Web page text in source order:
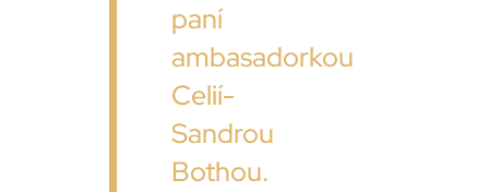
paní
ambasadorkou
Celií-
Sandrou
Bothou.